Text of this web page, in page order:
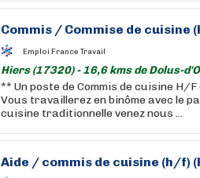
Commis / Commise de cuisine
Emploi France Travail
Hiers (17320) - 16,6 kms de Dolus-
** Un poste de Commis de cuisine
Vous travaillerez en binôme avec le
cuisine traditionnelle venez nous ...
Aide / commis de cuisine (h/f)